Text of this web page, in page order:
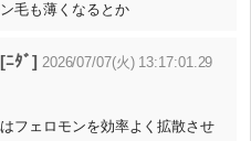
毛も薄くなるとか
ﾆﾀﾞ] 2026/07/07(火) 13:17:01.29
フェロモンを効率よく拡散させ